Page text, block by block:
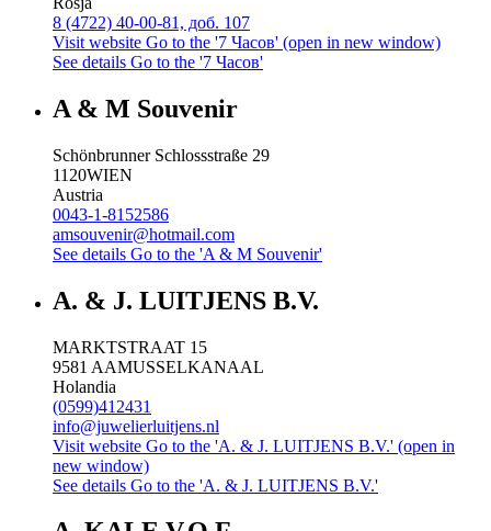
8 (4722) 40-00-81, доб. 107
Visit website Go to the '7 Часов' (open in new window)
See details Go to the '7 Часов'
A & M Souvenir
Schönbrunner Schlossstraße 29
1120WIEN
Austria
0043-1-8152586
amsouvenir@hotmail.com
See details Go to the 'A & M Souvenir'
A. & J. LUITJENS B.V.
MARKTSTRAAT 15
9581 AAMUSSELKANAAL
Holandia
(0599)412431
info@juwelierluitjens.nl
Visit website Go to the 'A. & J. LUITJENS B.V.' (open in
new window)
See details Go to the 'A. & J. LUITJENS B.V.'